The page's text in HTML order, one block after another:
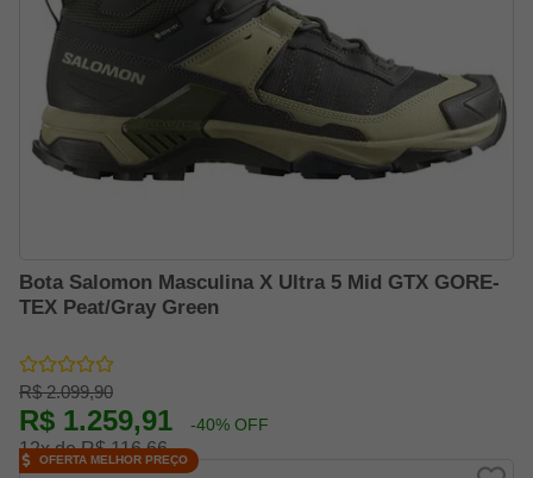
Bota Salomon Masculina X Ultra 5 Mid GTX GORE-
TEX Peat/Gray Green
R$ 2.099,90
R$ 1.259,91 -40% OFF
12x de R$ 116,66
OFERTA MELHOR PREÇO